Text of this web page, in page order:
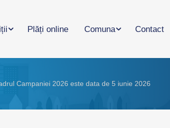
Plăți online Comuna Contact
Campaniei 2026 este data de 5 iunie 2026